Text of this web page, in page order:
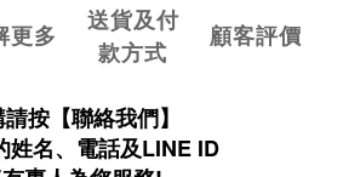
更多
送貨及付
款方式
顧客評價
按【聯絡我們】
姓名、電話及LINE ID